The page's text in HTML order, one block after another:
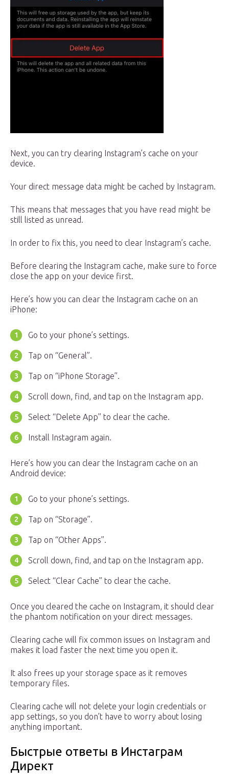
Next, you can try clearing Instagram’s cache on your
device.
Your direct message data might be cached by Instagram.
This means that messages that you have read might be
still listed as unread.
In order to fix this, you need to clear Instagram’s cache.
Before clearing the Instagram cache, make sure to force
close the app on your device first.
Here’s how you can clear the Instagram cache on an
iPhone:
Go to your phone’s settings.
Tap on “General”.
Tap on “iPhone Storage”.
Scroll down, find, and tap on the Instagram app.
Select “Delete App” to clear the cache.
Install Instagram again.
Here’s how you can clear the Instagram cache on an
Android device:
Go to your phone’s settings.
Tap on “Storage”.
Tap on “Other Apps”.
Scroll down, find, and tap on the Instagram app.
Select “Clear Cache” to clear the cache.
Once you cleared the cache on Instagram, it should clear
the phantom notification on your direct messages.
Clearing cache will fix common issues on Instagram and
makes it load faster the next time you open it.
It also frees up your storage space as it removes
temporary files.
Clearing cache will not delete your login credentials or
app settings, so you don’t have to worry about losing
anything important.
Быстрые ответы в Инстаграм
Директ